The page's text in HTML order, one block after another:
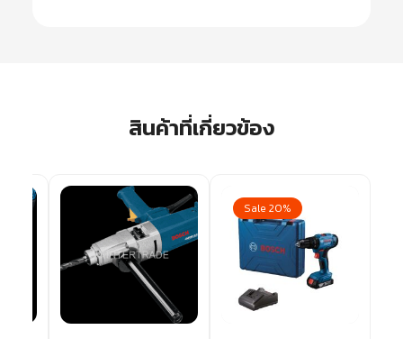
สินค้าที่เกี่ยวข้อง
Sale 20%